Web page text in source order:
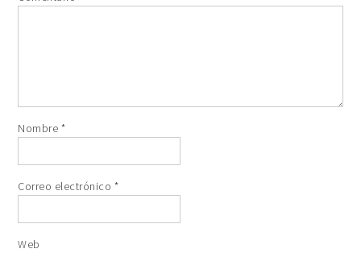
Nombre *
Correo electrónico *
Web